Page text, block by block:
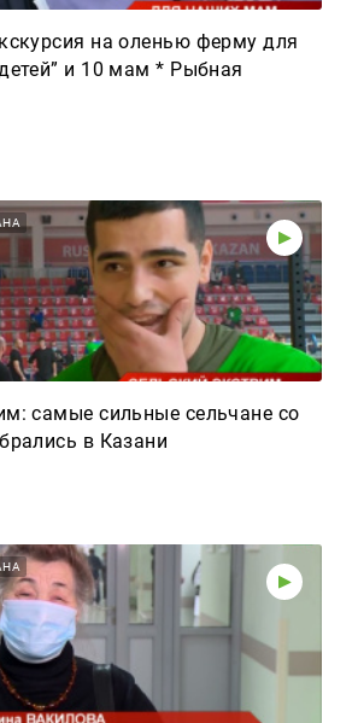
на оленью ферму для
и 10 мам * Рыбная
самые сильные сельчане со
в Казани